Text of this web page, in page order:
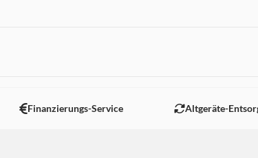
Finanzierungs-Service Altgeräte-